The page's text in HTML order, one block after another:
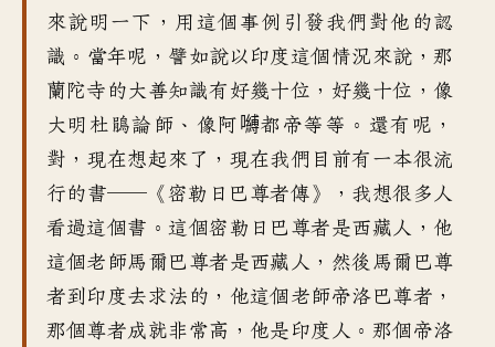
來說明一下 ，
用這個事例引發我們對他的認
識 。 當年呢 ， 譬如說以印度這個情況來說 ， 那
蘭陀寺的大善知識有 好幾十位 ，好幾十位， 像
大明杜鵑論師 、 像阿嚩都帝等等 。 還有呢，
對 ， 現在想起來了 ， 現在我們目前有一本很流
行的書──《 密勒日巴尊者傳 》， 我想很多人
看過這個書 。 這個密勒日巴尊者是西藏人 ， 他
這個老師馬爾巴尊者是西藏人 ， 然後馬爾巴尊
者到印度去求法的 ， 他這個老師帝洛巴尊者 ，
那個尊者成就非常高 ， 他是印度人 。 那個帝洛